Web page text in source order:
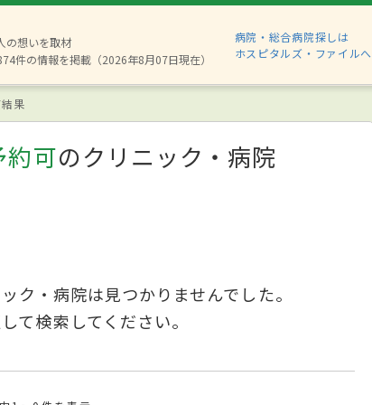
の想いを取材
件の情報を掲載（2026年8月07日現在）
病院・総合病院探しは
ホスピタルズ・ファイルへ
果
約可のクリニック・病院
ク・病院は見つかりませんでした。
て検索してください。